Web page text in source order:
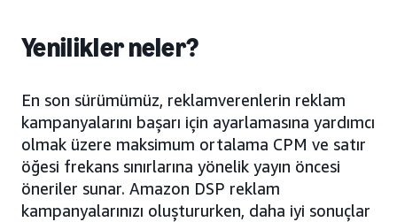
Yenilikler neler?
En son sürümümüz, reklamverenlerin reklam
kampanyalarını başarı için ayarlamasına yardımcı
olmak üzere maksimum ortalama CPM ve satır
öğesi frekans sınırlarına yönelik yayın öncesi
öneriler sunar. Amazon DSP reklam
kampanyalarınızı oluştururken, daha iyi sonuçlar